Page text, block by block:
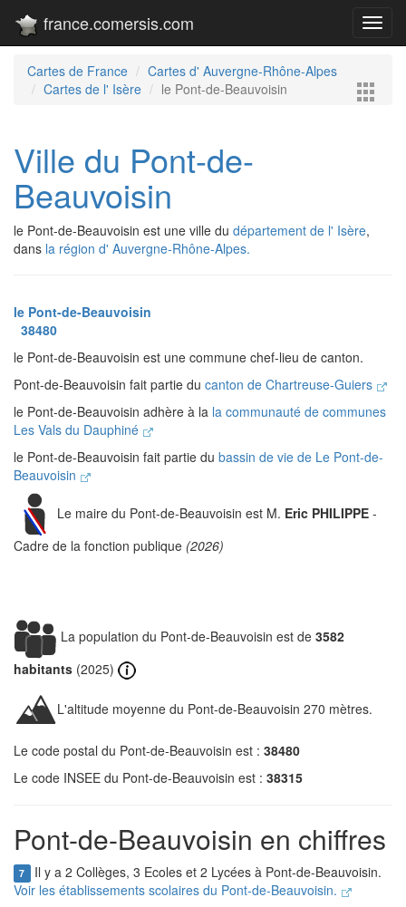
france.comersis.com
Cartes de France
Cartes d' Auvergne-Rhône-Alpes
Cartes de l' Isère
le Pont-de-Beauvoisin
Ville du Pont-de-
Beauvoisin
le Pont-de-Beauvoisin est une ville du département de l' Isère,
dans la région d' Auvergne-Rhône-Alpes.
le Pont-de-Beauvoisin
38480
le Pont-de-Beauvoisin est une commune chef-lieu de canton.
Pont-de-Beauvoisin fait partie du canton de Chartreuse-Guiers
le Pont-de-Beauvoisin adhère à la la communauté de communes
Les Vals du Dauphiné
le Pont-de-Beauvoisin fait partie du bassin de vie de Le Pont-de-
Beauvoisin
Le maire du Pont-de-Beauvoisin est M. Eric PHILIPPE -
Cadre de la fonction publique (2026)
La population du Pont-de-Beauvoisin est de 3582
habitants (2025)
L'altitude moyenne du Pont-de-Beauvoisin 270 mètres.
Le code postal du Pont-de-Beauvoisin est : 38480
Le code INSEE du Pont-de-Beauvoisin est : 38315
Pont-de-Beauvoisin en chiffres
7 Il y a 2 Collèges, 3 Ecoles et 2 Lycées à Pont-de-Beauvoisin.
Voir les établissements scolaires du Pont-de-Beauvoisin.